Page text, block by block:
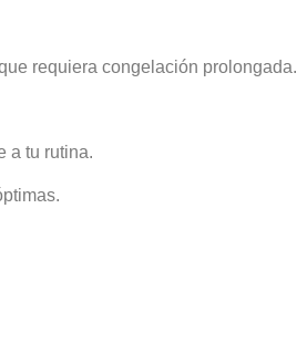
requiera congelación prolongada.
a tu rutina.